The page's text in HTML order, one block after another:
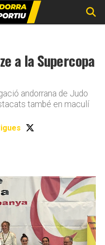
a la Supercopa
andorrana de Judo
també en maculí
version